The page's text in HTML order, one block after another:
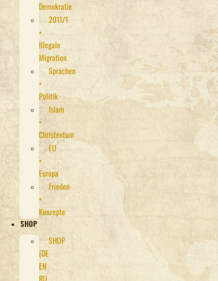
Demokratie
2011/1
•
Illegale
Migration
Sprachen
•
Politik
Islam
•
Christentum
EU
•
Europa
Frieden
•
Konzepte
SHOP
SHOP
(DE
EN
RU